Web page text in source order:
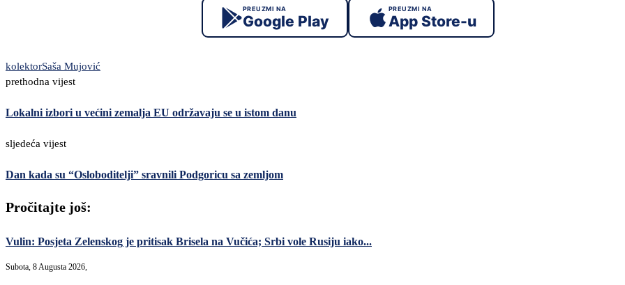
PREUZMI NA
Google Play
PREUZMI NA
App Store-u
kolektorSaša Mujović
prethodna vijest
Lokalni izbori u većini zemalja EU održavaju se u istom danu
sljedeća vijest
Dan kada su “Osloboditelji” sravnili Podgoricu sa zemljom
Pročitajte još:
Vulin: Posjeta Zelenskog je pritisak Brisela na Vučića; Srbi vole Rusiju iako...
Subota, 8 Augusta 2026,